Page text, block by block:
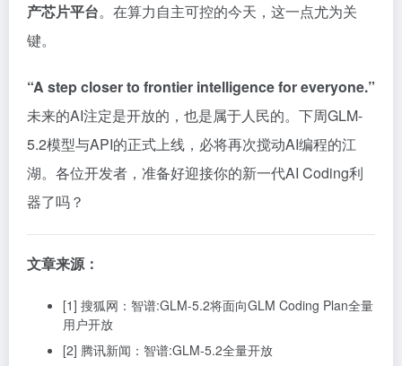
产芯片平台。在算力自主可控的今天，这一点尤为关
键。
“A step closer to frontier intelligence for everyone.”
未来的AI注定是开放的，也是属于人民的。下周GLM-
5.2模型与API的正式上线，必将再次搅动AI编程的江
湖。各位开发者，准备好迎接你的新一代AI Coding利
器了吗？
文章来源：
[1] 搜狐网：智谱:GLM-5.2将面向GLM Coding Plan全量
用户开放
[2] 腾讯新闻：智谱:GLM-5.2全量开放